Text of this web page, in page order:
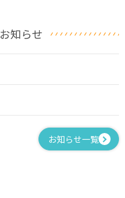
知らせ
お知らせ一覧